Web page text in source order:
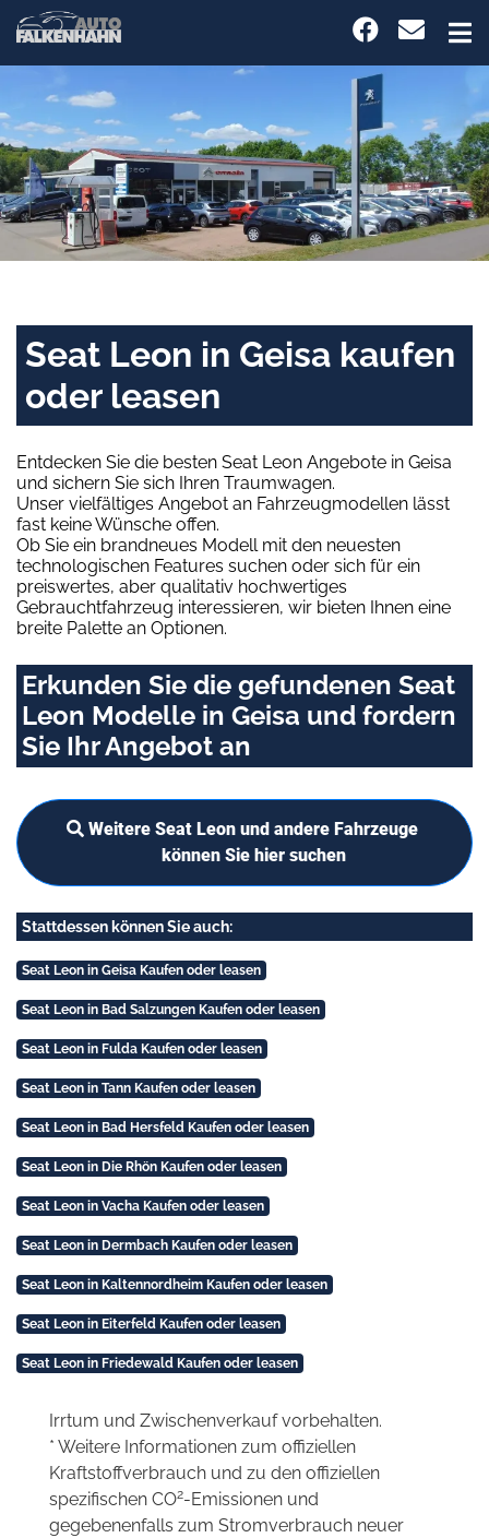
Seat Leon in Geisa kaufen
oder leasen
Entdecken Sie die besten Seat Leon Angebote in Geisa
und sichern Sie sich Ihren Traumwagen.
Unser vielfältiges Angebot an Fahrzeugmodellen lässt
fast keine Wünsche offen.
Ob Sie ein brandneues Modell mit den neuesten
technologischen Features suchen oder sich für ein
preiswertes, aber qualitativ hochwertiges
Gebrauchtfahrzeug interessieren, wir bieten Ihnen eine
breite Palette an Optionen.
Erkunden Sie die gefundenen Seat
Leon Modelle in Geisa und fordern
Sie Ihr Angebot an
Weitere Seat Leon und andere Fahrzeuge
können Sie hier suchen
Stattdessen können Sie auch:
Seat Leon in Geisa Kaufen oder leasen
Seat Leon in Bad Salzungen Kaufen oder leasen
Seat Leon in Fulda Kaufen oder leasen
Seat Leon in Tann Kaufen oder leasen
Seat Leon in Bad Hersfeld Kaufen oder leasen
Seat Leon in Die Rhön Kaufen oder leasen
Seat Leon in Vacha Kaufen oder leasen
Seat Leon in Dermbach Kaufen oder leasen
Seat Leon in Kaltennordheim Kaufen oder leasen
Seat Leon in Eiterfeld Kaufen oder leasen
Seat Leon in Friedewald Kaufen oder leasen
Irrtum und Zwischenverkauf vorbehalten.
* Weitere Informationen zum offiziellen
Kraftstoffverbrauch und zu den offiziellen
spezifischen CO2-Emissionen und
gegebenenfalls zum Stromverbrauch neuer